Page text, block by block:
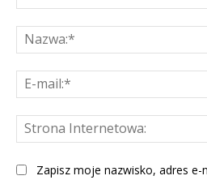
Zapisz moje nazwisko, adres